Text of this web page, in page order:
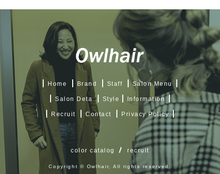
Home Brand Staff Salon Menu
Salon Deta Style Information
Recruit Contact Privacy Policy
color catalog recruit
Copyright © Owlhair, All rights reserved.